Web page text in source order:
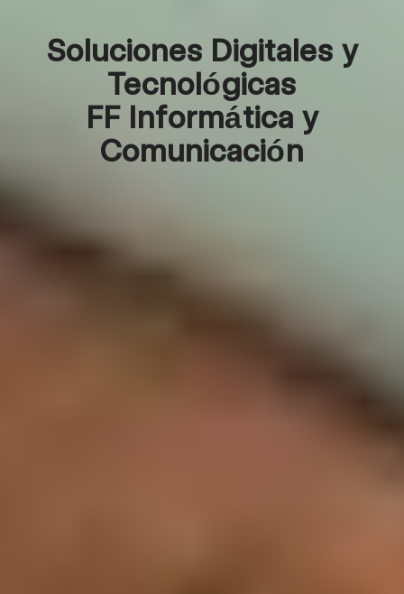
Soluciones Digitales y
Tecnológicas
FF Informática y
Comunicación